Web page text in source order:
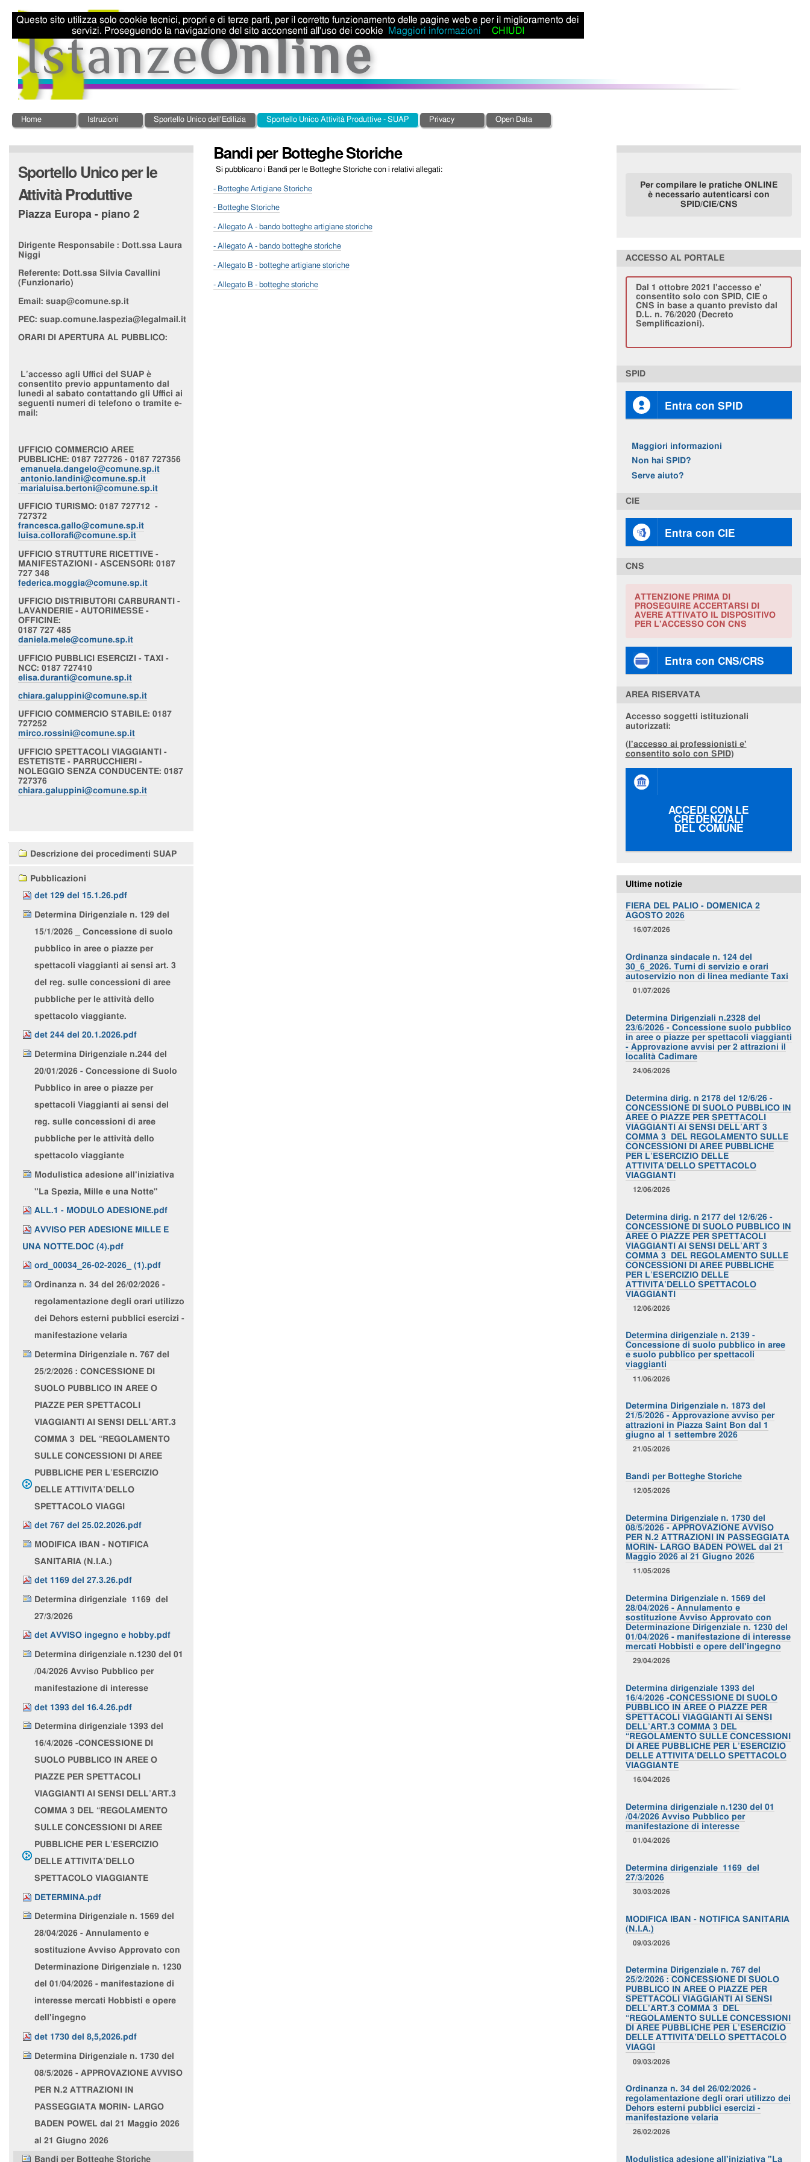
ai
contenuti.
Salta
alla
navigazione
personali
Sezioni
Home Istruzioni Sportello Unico dell'Edilizia Sportello Unico Attività Produttive - SUAP Privacy Open Data
Bandi per Botteghe Storiche
Si pubblicano i Bandi per le Botteghe Storiche con i relativi allegati:
- Botteghe Artigiane Storiche
- Botteghe Storiche
- Allegato A - bando botteghe artigiane storiche
- Allegato A - bando botteghe storiche
- Allegato B - botteghe artigiane storiche
- Allegato B - botteghe storiche
Sportello Unico per le
Attività Produttive
Piazza Europa - piano 2
Dirigente Responsabile : Dott.ssa Laura
Niggi
Referente: Dott.ssa Silvia Cavallini
(Funzionario)
Email: suap@comune.sp.it
PEC: suap.comune.laspezia@legalmail.it
ORARI DI APERTURA AL PUBBLICO:
L’accesso agli Uffici del SUAP è
consentito previo appuntamento dal
lunedì al sabato contattando gli Uffici ai
seguenti numeri di telefono o tramite e-
mail:
UFFICIO COMMERCIO AREE
PUBBLICHE: 0187 727726 - 0187 727356
emanuela.dangelo@comune.sp.it
antonio.landini@comune.sp.it
marialuisa.bertoni@comune.sp.it
UFFICIO TURISMO: 0187 727712 -
727372
francesca.gallo@comune.sp.it
luisa.collorafi@comune.sp.it
UFFICIO STRUTTURE RICETTIVE -
MANIFESTAZIONI - ASCENSORI : 0187
727 348
federica.moggia@comune.sp.it
UFFICIO DISTRIBUTORI CARBURANTI -
LAVANDERIE - AUTORIMESSE -
OFFICINE:
0187 727 485
daniela.mele@comune.sp.it
UFFICIO PUBBLICI ESERCIZI - TAXI -
NCC: 0187 727410
elisa.duranti@comune.sp.it
chiara.galuppini@comune.sp.it
UFFICIO COMMERCIO STABILE: 0187
727252
mirco.rossini@comune.sp.it
UFFICIO SPETTACOLI VIAGGIANTI -
ESTETISTE - PARRUCCHIERI -
NOLEGGIO SENZA CONDUCENTE: 0187
727376
chiara.galuppini@comune.sp.it
Descrizione dei procedimenti SUAP
Pubblicazioni
det 129 del 15.1.26.pdf
Determina Dirigenziale n. 129 del
15/1/2026 _ Concessione di suolo
pubblico in aree o piazze per
spettacoli viaggianti ai sensi art. 3
del reg. sulle concessioni di aree
pubbliche per le attività dello
spettacolo viaggiante.
det 244 del 20.1.2026.pdf
Determina Dirigenziale n.244 del
20/01/2026 - Concessione di Suolo
Pubblico in aree o piazze per
spettacoli Viaggianti ai sensi del
reg. sulle concessioni di aree
pubbliche per le attività dello
spettacolo viaggiante
Modulistica adesione all'iniziativa
"La Spezia, Mille e una Notte"
ALL.1 - MODULO ADESIONE.pdf
AVVISO PER ADESIONE MILLE E
UNA NOTTE.DOC (4).pdf
ord_00034_26-02-2026_ (1).pdf
Ordinanza n. 34 del 26/02/2026 -
regolamentazione degli orari utilizzo
dei Dehors esterni pubblici esercizi -
manifestazione velaria
Determina Dirigenziale n. 767 del
25/2/2026 : CONCESSIONE DI
SUOLO PUBBLICO IN AREE O
PIAZZE PER SPETTACOLI
VIAGGIANTI AI SENSI DELL’ART.3
COMMA 3 DEL “REGOLAMENTO
SULLE CONCESSIONI DI AREE
PUBBLICHE PER L’ESERCIZIO
DELLE ATTIVITA’DELLO
SPETTACOLO VIAGGI
det 767 del 25.02.2026.pdf
MODIFICA IBAN - NOTIFICA
SANITARIA (N.I.A.)
det 1169 del 27.3.26.pdf
Determina dirigenziale 1169 del
27/3/2026
det AVVISO ingegno e hobby.pdf
Determina dirigenziale n.1230 del 01
/04/2026 Avviso Pubblico per
manifestazione di interesse
det 1393 del 16.4.26.pdf
Determina dirigenziale 1393 del
16/4/2026 -CONCESSIONE DI
SUOLO PUBBLICO IN AREE O
PIAZZE PER SPETTACOLI
VIAGGIANTI AI SENSI DELL’ART.3
COMMA 3 DEL “REGOLAMENTO
SULLE CONCESSIONI DI AREE
PUBBLICHE PER L’ESERCIZIO
DELLE ATTIVITA’DELLO
SPETTACOLO VIAGGIANTE
DETERMINA.pdf
Determina Dirigenziale n. 1569 del
28/04/2026 - Annulamento e
sostituzione Avviso Approvato con
Determinazione Dirigenziale n. 1230
del 01/04/2026 - manifestazione di
interesse mercati Hobbisti e opere
dell'ingegno
det 1730 del 8,5,2026.pdf
Determina Dirigenziale n. 1730 del
08/5/2026 - APPROVAZIONE AVVISO
PER N.2 ATTRAZIONI IN
PASSEGGIATA MORIN- LARGO
BADEN POWEL dal 21 Maggio 2026
al 21 Giugno 2026
Bandi per Botteghe Storiche
Per compilare le pratiche ONLINE
è necessario autenticarsi con
SPID/CIE/CNS
ACCESSO AL PORTALE
Dal 1 ottobre 2021 l'accesso e'
consentito solo con SPID, CIE o
CNS in base a quanto previsto dal
D.L. n. 76/2020 (Decreto
Semplificazioni).
SPID
Entra con SPID
Maggiori informazioni
Non hai SPID?
Serve aiuto?
CIE
Entra con CIE
CNS
ATTENZIONE PRIMA DI
PROSEGUIRE ACCERTARSI DI
AVERE ATTIVATO IL DISPOSITIVO
PER L'ACCESSO CON CNS
Entra con CNS/CRS
AREA RISERVATA
Accesso soggetti istituzionali
autorizzati:
( l'accesso ai professionisti e'
consentito solo con SPID)
ACCEDI CON LE
CREDENZIALI
DEL COMUNE
Ultime notizie
FIERA DEL PALIO - DOMENICA 2
AGOSTO 2026
16/07/2026
Ordinanza sindacale n. 124 del
30_6_2026. Turni di servizio e orari
autoservizio non di linea mediante Taxi
01/07/2026
Determina Dirigenziali n.2328 del
23/6/2026 - Concessione suolo pubblico
in aree o piazze per spettacoli viaggianti
- Approvazione avvisi per 2 attrazioni il
località Cadimare
24/06/2026
Determina dirig. n 2178 del 12/6/26 -
CONCESSIONE DI SUOLO PUBBLICO IN
AREE O PIAZZE PER SPETTACOLI
VIAGGIANTI AI SENSI DELL’ART 3
COMMA 3 DEL REGOLAMENTO SULLE
CONCESSIONI DI AREE PUBBLICHE
PER L’ESERCIZIO DELLE
ATTIVITA’DELLO SPETTACOLO
VIAGGIANTI
12/06/2026
Determina dirig. n 2177 del 12/6/26 -
CONCESSIONE DI SUOLO PUBBLICO IN
AREE O PIAZZE PER SPETTACOLI
VIAGGIANTI AI SENSI DELL’ART 3
COMMA 3 DEL REGOLAMENTO SULLE
CONCESSIONI DI AREE PUBBLICHE
PER L’ESERCIZIO DELLE
ATTIVITA’DELLO SPETTACOLO
VIAGGIANTI
12/06/2026
Determina dirigenziale n. 2139 -
Concessione di suolo pubblico in aree
e suolo pubblico per spettacoli
viaggianti
11/06/2026
Determina Dirigenziale n. 1873 del
21/5/2026 - Approvazione avviso per
attrazioni in Piazza Saint Bon dal 1
giugno al 1 settembre 2026
21/05/2026
Bandi per Botteghe Storiche
12/05/2026
Determina Dirigenziale n. 1730 del
08/5/2026 - APPROVAZIONE AVVISO
PER N.2 ATTRAZIONI IN PASSEGGIATA
MORIN- LARGO BADEN POWEL dal 21
Maggio 2026 al 21 Giugno 2026
11/05/2026
Determina Dirigenziale n. 1569 del
28/04/2026 - Annulamento e
sostituzione Avviso Approvato con
Determinazione Dirigenziale n. 1230 del
01/04/2026 - manifestazione di interesse
mercati Hobbisti e opere dell'ingegno
29/04/2026
Determina dirigenziale 1393 del
16/4/2026 -CONCESSIONE DI SUOLO
PUBBLICO IN AREE O PIAZZE PER
SPETTACOLI VIAGGIANTI AI SENSI
DELL’ART.3 COMMA 3 DEL
“REGOLAMENTO SULLE CONCESSIONI
DI AREE PUBBLICHE PER L’ESERCIZIO
DELLE ATTIVITA’DELLO SPETTACOLO
VIAGGIANTE
16/04/2026
Determina dirigenziale n.1230 del 01
/04/2026 Avviso Pubblico per
manifestazione di interesse
01/04/2026
Determina dirigenziale 1169 del
27/3/2026
30/03/2026
MODIFICA IBAN - NOTIFICA SANITARIA
(N.I.A.)
09/03/2026
Determina Dirigenziale n. 767 del
25/2/2026 : CONCESSIONE DI SUOLO
PUBBLICO IN AREE O PIAZZE PER
SPETTACOLI VIAGGIANTI AI SENSI
DELL’ART.3 COMMA 3 DEL
“REGOLAMENTO SULLE CONCESSIONI
DI AREE PUBBLICHE PER L’ESERCIZIO
DELLE ATTIVITA’DELLO SPETTACOLO
VIAGGI
09/03/2026
Ordinanza n. 34 del 26/02/2026 -
regolamentazione degli orari utilizzo dei
Dehors esterni pubblici esercizi -
manifestazione velaria
26/02/2026
Modulistica adesione all'iniziativa "La
Questo sito utilizza solo cookie tecnici, propri e di terze parti, per il corretto funzionamento delle pagine web e per il miglioramento dei
servizi. Proseguendo la navigazione del sito acconsenti all'uso dei cookie
Maggiori informazioni CHIUDI